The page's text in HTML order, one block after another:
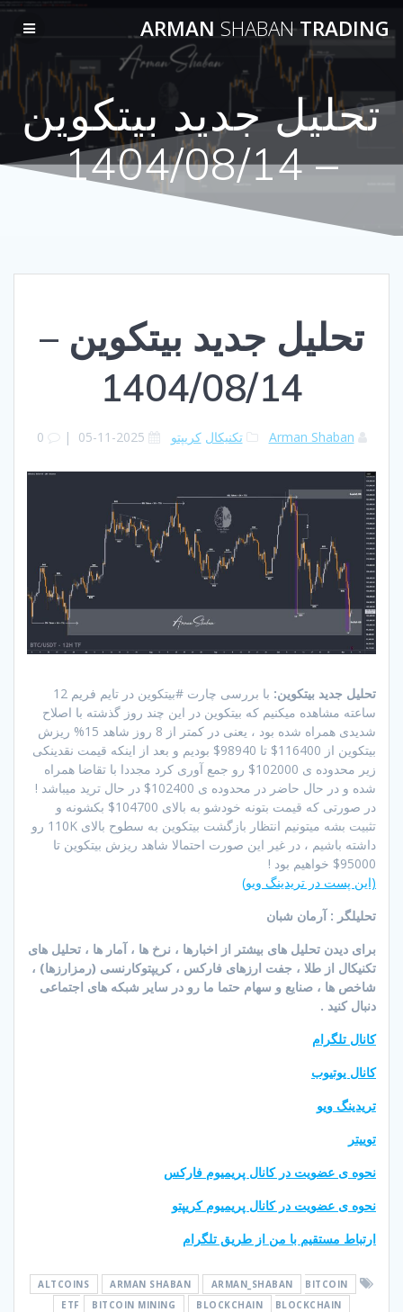
to
content
ARMAN SHABANTRADING
تحلیل جدید بیتکوین
– 1404/08/14
تحلیل جدید بیتکوین –
1404/08/14
Arman Shaban تکنیکال کریپتو 2025-11-05
|
0
تحلیل جدید بیتکوین:
با بررسی چارت #بیتکوین در تایم فریم 12
ساعته مشاهده میکنیم که بیتکوین در این چند روز گذشته با اصلاح
شدیدی همراه شده بود ، یعنی در کمتر از 8 روز شاهد 15% ریزش
بیتکوین از 116400$ تا 98940$ بودیم و بعد از اینکه قیمت نقدینکی
زیر محدوده ی 102000$ رو جمع آوری کرد مجددا با تقاضا همراه
شده و در حال حاضر در محدوده ی 102400$ در حال ترید میباشد !
در صورتی که قیمت بتونه خودشو به بالای 104700$ بکشونه و
تثبیت بشه میتونیم انتظار بازگشت بیتکوین به سطوح بالای 110K رو
داشته باشیم ، در غیر این صورت احتمالا شاهد ریزش بیتکوین تا
95000$ خواهیم بود !
(این پست در تریدینگ ویو)
تحلیلگر : آرمان شبان
برای دیدن تحلیل های بیشتر از اخبارها ، نرخ ها ، آمار ها ، تحلیل های
تکنیکال از طلا ، جفت ارزهای فارکس ، کریپتوکارنسی (رمزارزها) ،
شاخص ها ، صنایع و سهام حتما ما رو در سایر شبکه های اجتماعی
دنبال کنید .
کانال تلگرام
کانال یوتیوب
تریدینگ ویو
توییتر
نحوه ی عضویت در کانال پریمیوم فارکس
نحوه ی عضویت در کانال پریمیوم کریپتو
ارتباط مستقیم با من از طریق تلگرام
ALTCOINS ARMAN SHABAN ARMAN_SHABAN
BITCOIN
ETF
BITCOIN MINING BLOCKCHAIN
BLOCKCHAIN